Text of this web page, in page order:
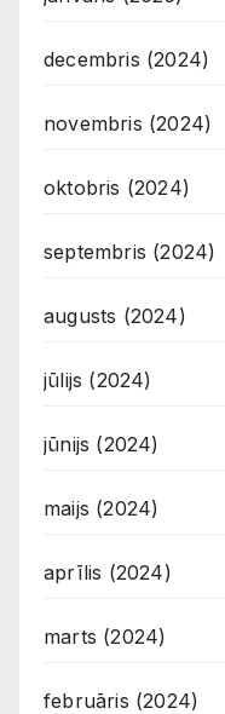
decembris (2024)
novembris (2024)
oktobris (2024)
septembris (2024)
augusts (2024)
jūlijs (2024)
jūnijs (2024)
maijs (2024)
aprīlis (2024)
marts (2024)
februāris (2024)